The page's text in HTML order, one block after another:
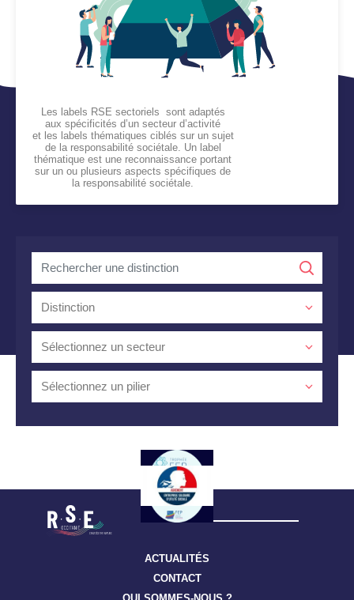
Les labels RSE sectoriels sont adaptés
aux spécificités d’un secteur d’activité
et les labels thématiques ciblés sur un sujet
de la responsabilité sociétale. Un label
thématique est une reconnaissance portant
sur un ou plusieurs aspects spécifiques de
la responsabilité sociétale.
Rechercher
une
distinction
ACTUALITÉS
CONTACT